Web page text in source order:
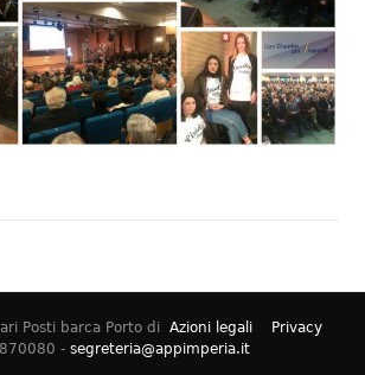
Azioni legali Privacy
Posti barca Porto di
-segreteria@appimperia.it